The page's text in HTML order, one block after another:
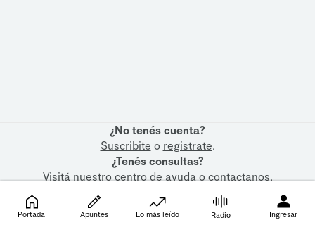
¿No tenés cuenta?
Suscribite o registrate.
¿Tenés consultas?
Visitá nuestrocentro de ayudaocontactanos.
Portada Apuntes Lo más leído Radio Ingresar